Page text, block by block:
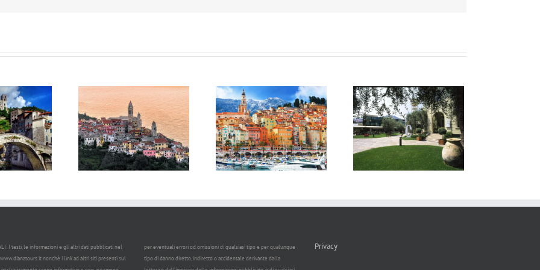
CERVO MENTONE Museo dell’Olivo
I testi, le informazioni e gli altri dati pubblicati nel
nonchè i link ad altri siti presenti sul
per eventuali errori od omissioni di qualsiasi tipo e per qualunque
tipo di danno diretto, indiretto o accidentale derivante dalla
Privacy